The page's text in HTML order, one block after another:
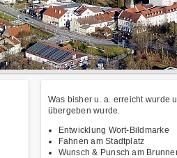
Was bisher u. a. erreicht wurde
übergeben wurde.
Entwicklung Wort-Bildmarke
Fahnen am Stadtplatz
Wunsch & Punsch am